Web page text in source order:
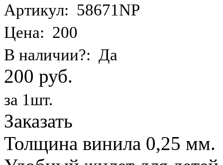
Артикул: 58671NP
Цена: 200
В наличии?: Да
200 руб.
за 1шт.
Заказать
Толщина винила 0,25 мм.